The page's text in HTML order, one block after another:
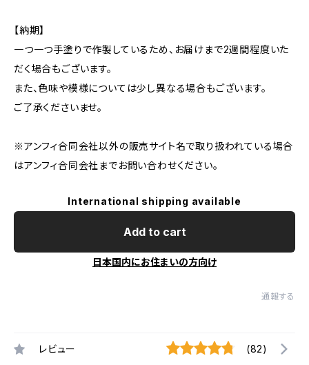
【納期】
一つ一つ手塗りで作製しているため、お届けまで2週間程度いた
だく場合もございます。
また、色味や模様については少し異なる場合もございます。
ご了承くださいませ。
※アンフィ合同会社以外の販売サイト名で取り扱われている場合
はアンフィ合同会社までお問い合わせください。
International shipping available
Add to cart
日本国内にお住まいの方向け
通報する
レビュー (82)